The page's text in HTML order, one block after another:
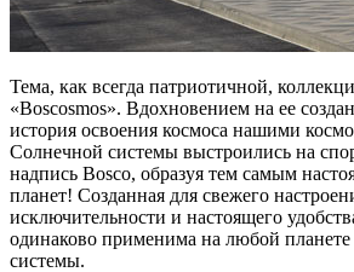
Тема, как всегда патриотичной,
«Boscosmos». Вдохновением на ее
история освоения космоса нашими
Солнечной системы выстроились на
надпись Bosco, образуя тем самым
планет! Созданная для свежего
исключительности и настоящего
одинаково применима на любой
системы.